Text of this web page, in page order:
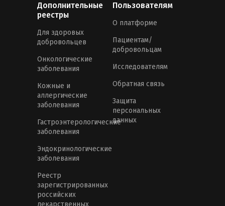
Дополнительные
реестры
Для здоровых
добровольцев
Онкологические
заболевания
Кожные и
аллергические
заболевания
Гастроэнтерологические
заболевания
Эндокринологические
заболевания
Реестр
зарегистрированных
российских
Пользователям
О платформе
Пациентам/
добровольцам
Исследователям
Обратная связь
Защита
персональных
данных